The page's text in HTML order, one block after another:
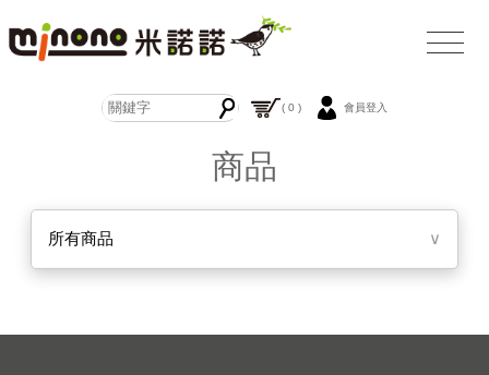
( 0 ) 會員登入
商品
所有商品 ∨